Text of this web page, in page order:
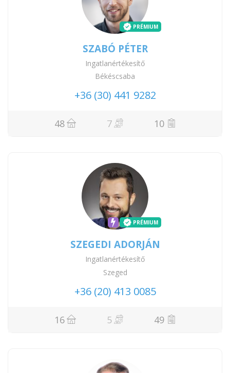
PRÉMIUM
SZABÓ PÉTER
Ingatlanértékesítő
Békéscsaba
+36 (30) 441 9282
48 7 10
PRÉMIUM
SZEGEDI ADORJÁN
Ingatlanértékesítő
Szeged
+36 (20) 413 0085
16 5 49